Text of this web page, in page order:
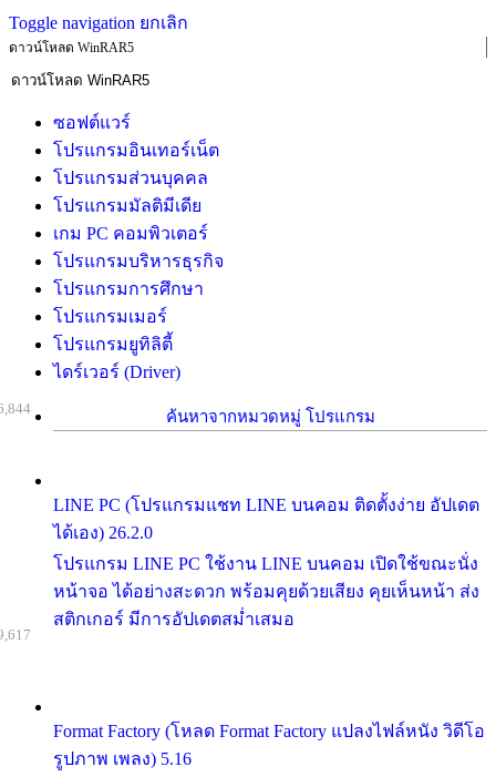
Toggle navigation ยกเลิก
ดาวน์โหลด WinRAR5
ซอฟต์แวร์
โปรแกรมอินเทอร์เน็ต
โปรแกรมส่วนบุคคล
โปรแกรมมัลติมีเดีย
เกม PC คอมพิวเตอร์
โปรแกรมบริหารธุรกิจ
โปรแกรมการศึกษา
โปรแกรมเมอร์
โปรแกรมยูทิลิตี้
ไดร์เวอร์ (Driver)
ค้นหาจากหมวดหมู่ โปรแกรม
LINE PC (โปรแกรมแชท LINE บนคอม ติดตั้งง่าย อัปเดต
ได้เอง) 26.2.0
โปรแกรม LINE PC ใช้งาน LINE บนคอม เปิดใช้ขณะนั่ง
หน้าจอ ได้อย่างสะดวก พร้อมคุยด้วยเสียง คุยเห็นหน้า ส่ง
สติกเกอร์ มีการอัปเดตสม่ำเสมอ
Format Factory (โหลด Format Factory แปลงไฟล์หนัง วิดีโอ
รูปภาพ เพลง) 5.16